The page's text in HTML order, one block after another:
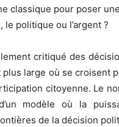
classique pour poser
politique ou l’argent ?
critiqué des
large où se croisent
citoyenne. Le
modèle où la
de la décision